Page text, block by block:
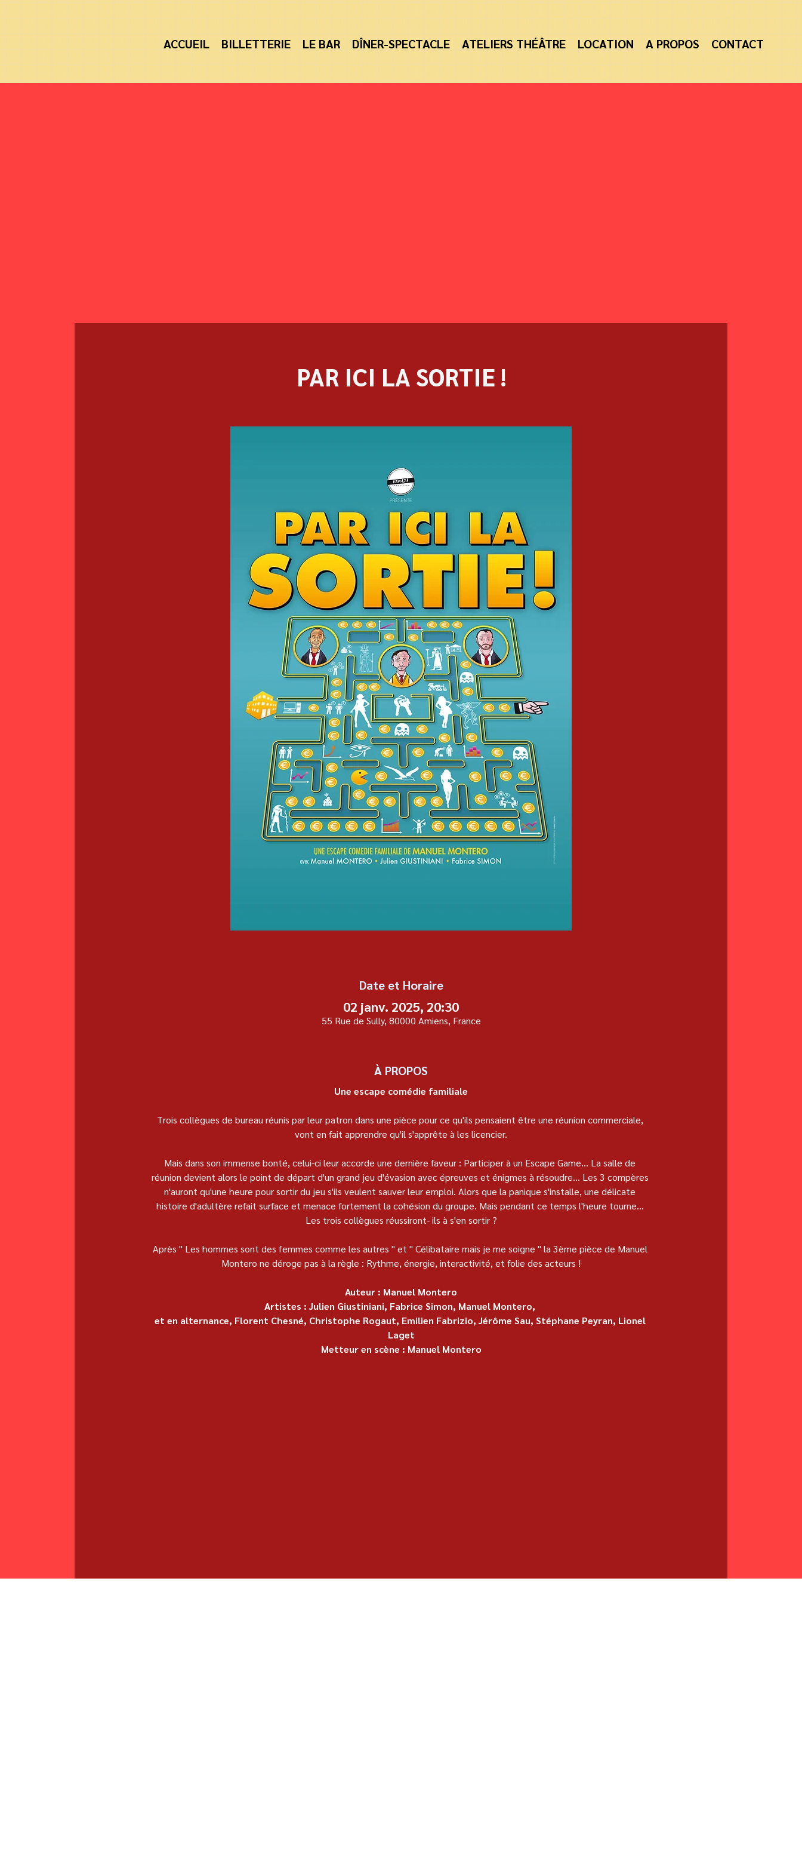
ACCUEIL BILLETTERIE LE BAR DÎNER-SPECTACLE ATELIERS THÉÂTRE LOCATION A PROPOS CONTACT
PAR ICI LA SORTIE !
Date et Horaire
02 janv. 2025, 20:30
55 Rue de Sully, 80000 Amiens, France
À PROPOS
Une escape comédie familiale
Trois collègues de bureau réunis par leur patron dans une pièce pour ce qu'ils pensaient être une réunion commerciale,
vont en fait apprendre qu'il s'apprête à les licencier.
Mais dans son immense bonté, celui-ci leur accorde une dernière faveur : Participer à un Escape Game... La salle de
réunion devient alors le point de départ d'un grand jeu d'évasion avec épreuves et énigmes à résoudre... Les 3 compères
n'auront qu'une heure pour sortir du jeu s'ils veulent sauver leur emploi. Alors que la panique s'installe, une délicate
histoire d'adultère refait surface et menace fortement la cohésion du groupe. Mais pendant ce temps l'heure tourne...
Les trois collègues réussiront- ils à s'en sortir ?
Après " Les hommes sont des femmes comme les autres " et " Célibataire mais je me soigne " la 3ème pièce de Manuel
Montero ne déroge pas à la règle : Rythme, énergie, interactivité, et folie des acteurs !
Auteur : Manuel Montero
Artistes : Julien Giustiniani, Fabrice Simon, Manuel Montero,
et en alternance, Florent Chesné, Christophe Rogaut, Emilien Fabrizio, Jérôme Sau, Stéphane Peyran, Lionel
Laget
Metteur en scène : Manuel Montero